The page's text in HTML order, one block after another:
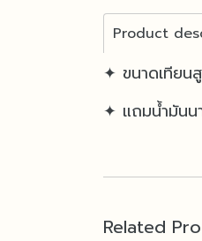
Product
✦ ขนาดเทีย
✦ แถมน้ำมัน
Related